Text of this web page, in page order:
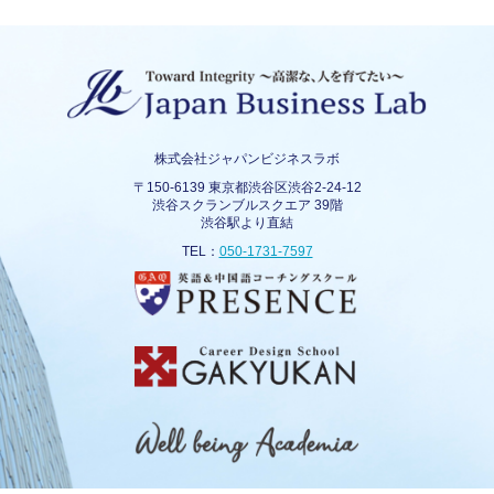
株式会社ジャパンビジネスラボ
〒150-6139 東京都渋谷区渋谷2-24-12
渋谷スクランブルスクエア 39階
渋谷駅より直結
TEL： 050-1731-7597